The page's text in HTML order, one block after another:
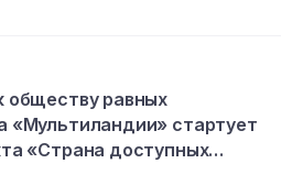
обществу равных
«Мультиландии» стартует
«Страна доступных